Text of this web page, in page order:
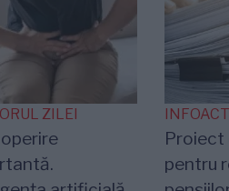
ZILEI
Proiect
pentru